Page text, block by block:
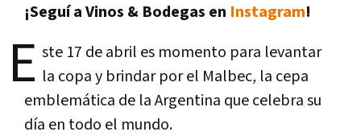
¡Seguí a Vinos & Bodegas en Instagram!
E ste 17 de abril es momento para levantar
la copa y brindar por el Malbec, la cepa
emblemática de la Argentina que celebra su
día en todo el mundo.